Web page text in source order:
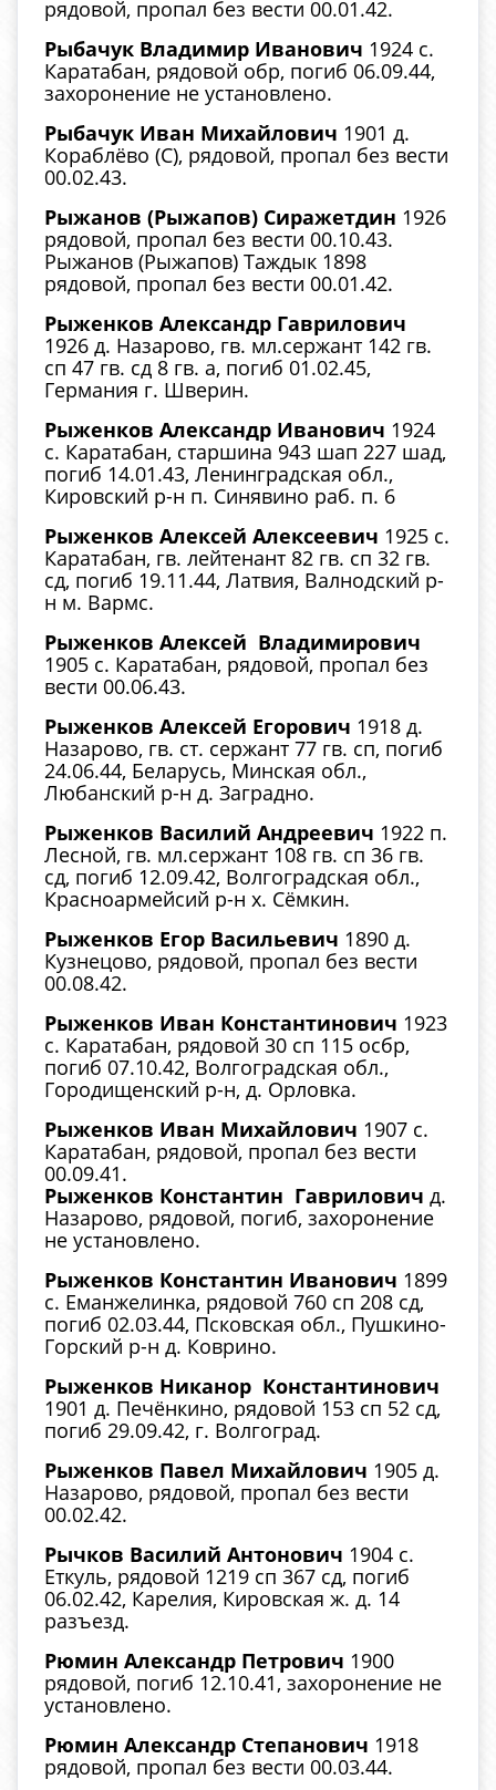
рядовой, пропал без вести 00.01.42.
Рыбачук Владимир Иванович 1924 с.
Каратабан, рядовой обр, погиб 06.09.44,
захоронение не установлено.
Рыбачук Иван Михайлович 1901 д.
Кораблёво (С), рядовой, пропал без вести
00.02.43.
Рыжанов (Рыжапов) Сиражетдин 1926
рядовой, пропал без вести 00.10.43.
Рыжанов (Рыжапов) Таждык 1898
рядовой, пропал без вести 00.01.42.
Рыженков Александр Гаврилович
1926 д. Назарово, гв. мл.сержант 142 гв.
сп 47 гв. сд 8 гв. а, погиб 01.02.45,
Германия г. Шверин.
Рыженков Александр Иванович 1924
с. Каратабан, старшина 943 шап 227 шад,
погиб 14.01.43, Ленинградская обл.,
Кировский р-н п. Синявино раб. п. 6
Рыженков Алексей Алексеевич 1925 с.
Каратабан, гв. лейтенант 82 гв. сп 32 гв.
сд, погиб 19.11.44, Латвия, Валнодский р-
н м. Вармс.
Рыженков Алексей Владимирович
1905 с. Каратабан, рядовой, пропал без
вести 00.06.43.
Рыженков Алексей Егорович 1918 д.
Назарово, гв. ст. сержант 77 гв. сп, погиб
24.06.44, Беларусь, Минская обл.,
Любанский р-н д. Заградно.
Рыженков Василий Андреевич 1922 п.
Лесной, гв. мл.сержант 108 гв. сп 36 гв.
сд, погиб 12.09.42, Волгоградская обл.,
Красноармейсий р-н х. Сёмкин.
Рыженков Егор Васильевич 1890 д.
Кузнецово, рядовой, пропал без вести
00.08.42.
Рыженков Иван Константинович 1923
с. Каратабан, рядовой 30 сп 115 осбр,
погиб 07.10.42, Волгоградская обл.,
Городищенский р-н, д. Орловка.
Рыженков Иван Михайлович 1907 с.
Каратабан, рядовой, пропал без вести
00.09.41.
Рыженков Константин Гаврилович д.
Назарово, рядовой, погиб, захоронение
не установлено.
Рыженков Константин Иванович 1899
с. Еманжелинка, рядовой 760 сп 208 сд,
погиб 02.03.44, Псковская обл., Пушкино-
Горский р-н д. Коврино.
Рыженков Никанор Константинович
1901 д. Печёнкино, рядовой 153 сп 52 сд,
погиб 29.09.42, г. Волгоград.
Рыженков Павел Михайлович 1905 д.
Назарово, рядовой, пропал без вести
00.02.42.
Рычков Василий Антонович 1904 с.
Еткуль, рядовой 1219 сп 367 сд, погиб
06.02.42, Карелия, Кировская ж. д. 14
разъезд.
Рюмин Александр Петрович 1900
рядовой, погиб 12.10.41, захоронение не
установлено.
Рюмин Александр Степанович 1918
рядовой, пропал без вести 00.03.44.